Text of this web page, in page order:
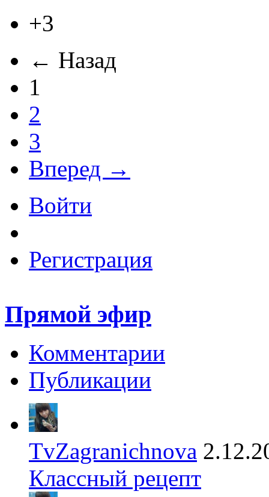
+3
← Назад
1
2
3
Вперед →
Войти
Регистрация
Прямой эфир
Комментарии
Публикации
TvZagranichnova
Классный рецепт